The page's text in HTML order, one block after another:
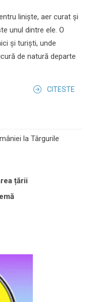
liniște, aer curat și
unul dintre ele. O
și turiști, unde
de natură departe
CITESTE
la Târgurile
țării